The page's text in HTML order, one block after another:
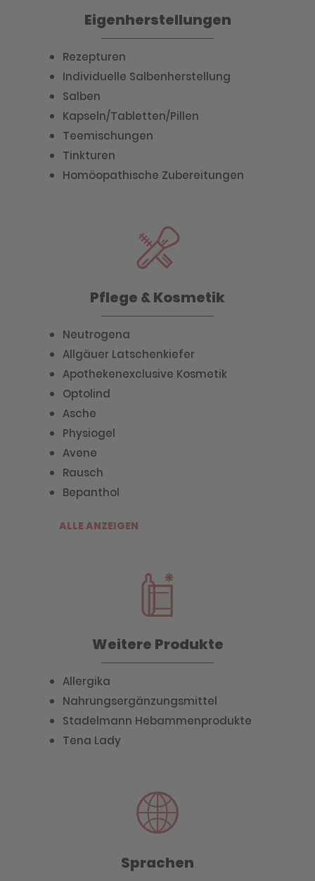
Eigenherstellungen
Rezepturen
Individuelle Salbenherstellung
Salben
Kapseln/Tabletten/Pillen
Teemischungen
Tinkturen
Homöopathische Zubereitungen
Pflege & Kosmetik
Neutrogena
Allgäuer Latschenkiefer
Apothekenexclusive Kosmetik
Optolind
Asche
Physiogel
Avene
Rausch
Bepanthol
ALLE ANZEIGEN
Weitere Produkte
Allergika
Nahrungsergänzungsmittel
Stadelmann Hebammenprodukte
Tena Lady
Sprachen